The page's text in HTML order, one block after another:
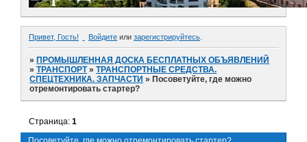
Привет, Гость! Войдите или зарегистрируйтесь
»ПРОМЫШЛЕННАЯ ДОСКА БЕСПЛАТНЫХ ОБЪЯВЛЕНИЙ
»ТРАНСПОРТ »ТРАНСПОРТНЫЕ СРЕДСТВА.
СПЕЦТЕХНИКА. ЗАПЧАСТИ »Посоветуйте, где можно
отремонтировать стартер?
Страница:1